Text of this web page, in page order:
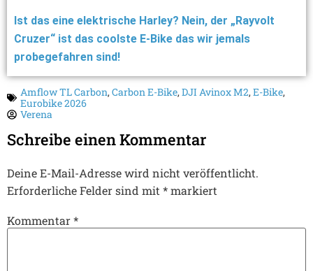
Ist das eine elektrische Harley? Nein, der „Rayvolt
Cruzer“ ist das coolste E-Bike das wir jemals
probegefahren sind!
Amflow TL Carbon,Carbon E-Bike,DJI Avinox M2,E-Bike,
Eurobike 2026
Verena
Schreibe einen Kommentar
Deine E-Mail-Adresse wird nicht veröffentlicht.
Erforderliche Felder sind mit *markiert
Kommentar*